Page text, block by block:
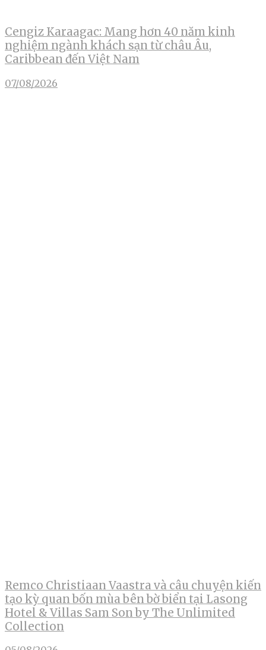
Cengiz Karaagac: Mang hơn 40 năm kinh
nghiệm ngành khách sạn từ châu Âu,
Caribbean đến Việt Nam
07/08/2026
Remco Christiaan Vaastra và câu chuyện kiến
tạo kỳ quan bốn mùa bên bờ biển tại Lasong
Hotel & Villas Sam Son by The Unlimited
Collection